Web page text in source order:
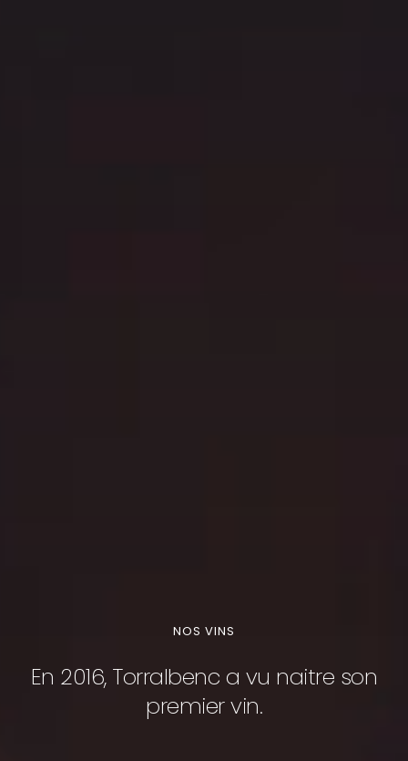
NOS VINS
En 2016, Torralbenc a vu naitre son
premier vin.